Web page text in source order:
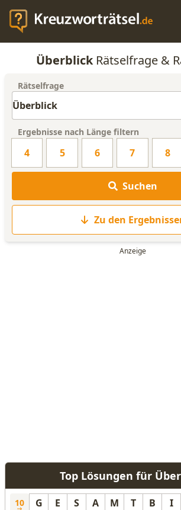
KREUZWORTRÄTSEL-
WORTLISTE
ÜberblickRätselfrage &
Rätselfrage
Ergebnisse nach Länge filtern
4 5 6 7 8
Suchen
Zu den
Top Lösungen für
10 G E S A M T B I